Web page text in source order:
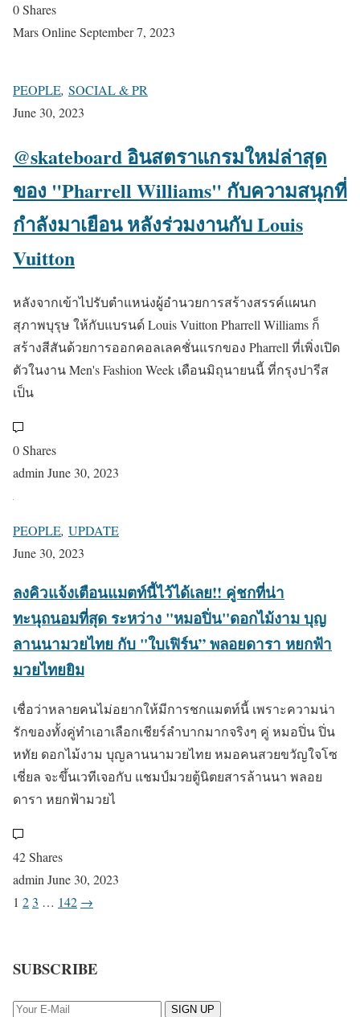
0 Shares
Mars OnlineSeptember 7, 2023
PEOPLE, SOCIAL & PR
June 30, 2023
@skateboard อินสตราแกรมใหม่ล่าสุด
ของ "Pharrell Williams" กับความสนุกที่
กำลังมาเยือน หลังร่วมงานกับ Louis
Vuitton
หลังจากเข้าไปรับตำแหน่งผู้อำนวยการสร้างสรรค์แผนก
สุภาพบุรุษ ให้กับแบรนด์ Louis Vuitton Pharrell Williams ก็
สร้างสีสันด้วยการออกคอลเลคชั่นแรกของ Pharrell ที่เพิ่งเปิด
ตัวในงาน Men's Fashion Week เดือนมิถุนายนนี้ ที่กรุงปารีส
เป็น
0 Shares
admin June 30, 2023
PEOPLE, UPDATE
June 30, 2023
ลงคิวแจ้งเตือนแมตท์นี้ไว้ได้เลย!! คู่ชกที่น่า
ทะนุถนอมที่สุด ระหว่าง "หมอปิ่น"ดอกไม้งาม บุญ
ลานนามวยไทย กับ "ใบเฟิร์น” พลอยดารา หยกฟ้า
มวยไทยยิม
เชื่อว่าหลายคนไม่อยากให้มีการชกแมตท์นี้ เพราะความน่า
รักของทั้งคู่ทำเอาเลือกเชียร์ลำบากมากจริงๆ คู่ หมอปิ่น ปิ่น
หทัย ดอกไม้งาม บุญลานนามวยไทย หมอคนสวยขวัญใจโซ
เชี่ยล จะขึ้นเวทีเจอกับ แชมป์มวยตู้นิตยสารล้านนา พลอย
ดารา หยกฟ้ามวยไ
42 Shares
admin June 30, 2023
P
s
t
1 23 … 142 →
SUBSCRIBE
SIGN UP